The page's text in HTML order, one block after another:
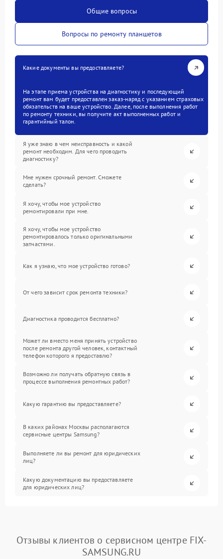
Общие вопросы
Вопросы по ремонту планшетов
Какие документы вы предоставляете?
На этапе приема устройства на диагностику и последующий
ремонт вам будет предоставлен заказ-наряд с указанием страховых
обязательств на ваше устройство. Далее, после выполнения работ
по ремонту техники, вы получите акт выполненных работ и
гарантийный талон.
Я уже знаю в чем неисправность и какой
ремонт необходим. Для чего проводить
диагностику?
Мне нужен срочный ремонт. Сможете
сделать?
Я хочу, чтобы мое устройство
ремонтировали при мне.
Я хочу, чтобы мое устройство
ремонтировалось только оригинальными
запчастями.
Как я узнаю, что мое устройство готово?
От чего зависит срок ремонта техники?
Диагностика проводится бесплатно?
Может ли вместо меня принять устройство
после ремонта другой человек, контактный
телефон которого я предоставлю?
Возможно ли получать обратную связь в
процессе выполнения ремонтных работ?
Какую гарантию вы предоставляете?
В каких районах Москвы располагаются
сервисные центры Samsung?
Выполняете ли вы ремонт для юридических
лиц?
Какую документацию вы предоставляете
для юридических лиц?
Отзывы клиентов о сервисном центре FIX-
SAMSUNG.RU